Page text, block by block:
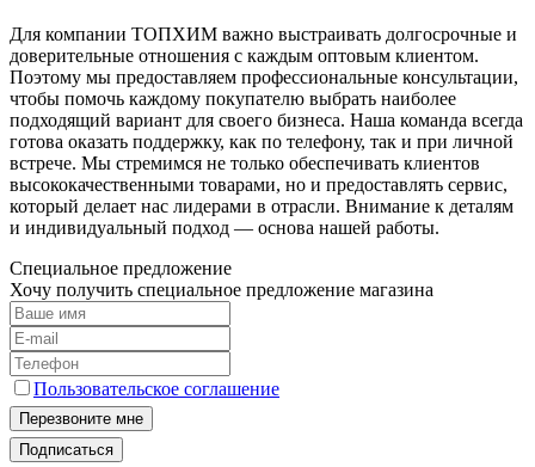
Для компании ТОПХИМ важно выстраивать долгосрочные и
доверительные отношения с каждым оптовым клиентом.
Поэтому мы предоставляем профессиональные консультации,
чтобы помочь каждому покупателю выбрать наиболее
подходящий вариант для своего бизнеса. Наша команда всегда
готова оказать поддержку, как по телефону, так и при личной
встрече. Мы стремимся не только обеспечивать клиентов
высококачественными товарами, но и предоставлять сервис,
который делает нас лидерами в отрасли. Внимание к деталям
и индивидуальный подход — основа нашей работы.
Специальное предложение
Хочу получить специальное предложение магазина
Пользовательское соглашение